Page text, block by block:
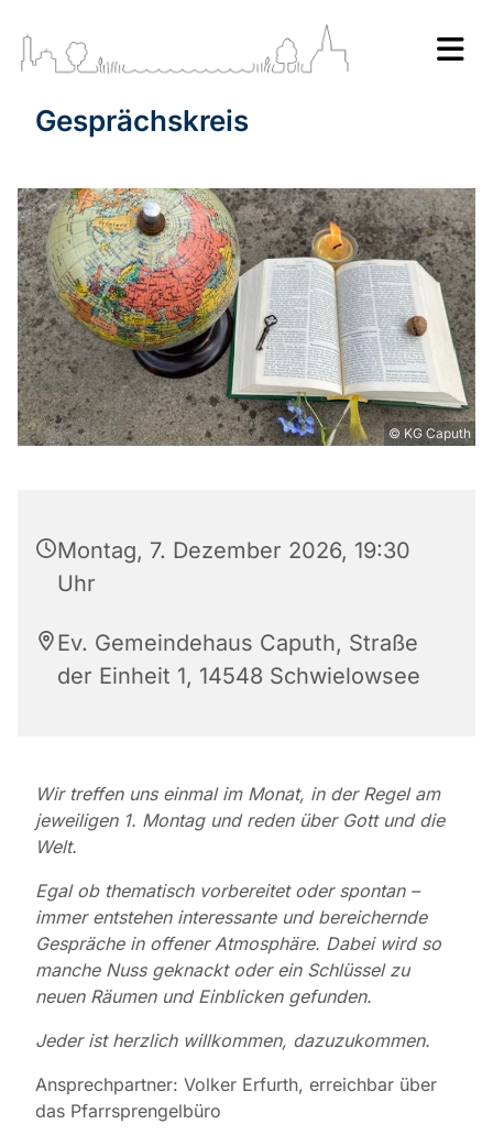
Gesprächskreis
© KG Caputh
Montag, 7. Dezember 2026, 19:30
Uhr
Ev. Gemeindehaus Caputh, Straße
der Einheit 1, 14548 Schwielowsee
Wir treffen uns einmal im Monat, in der Regel am
jeweiligen 1. Montag und reden über Gott und die
Welt.
Egal ob thematisch vorbereitet oder spontan –
immer entstehen interessante und bereichernde
Gespräche in offener Atmosphäre. Dabei wird so
manche Nuss geknackt oder ein Schlüssel zu
neuen Räumen und Einblicken gefunden.
Jeder ist herzlich willkommen, dazuzukommen.
Ansprechpartner: Volker Erfurth, erreichbar über
das Pfarrsprengelbüro